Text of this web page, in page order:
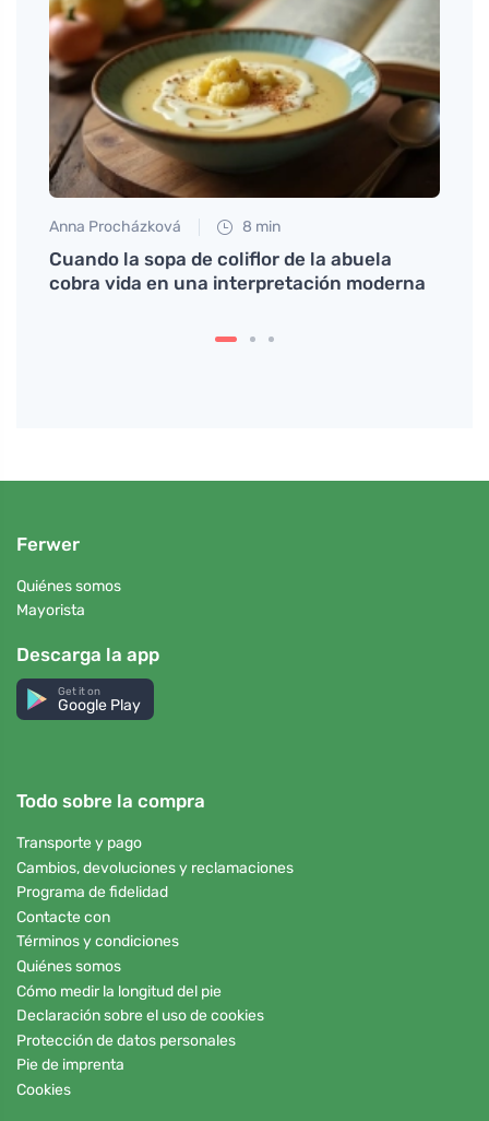
Anna Procházková 8 min
Cuando la sopa de coliflor de la abuela
cobra vida en una interpretación moderna
Ferwer
Quiénes somos
Mayorista
Descarga la app
Get it on
Google Play
Todo sobre la compra
Transporte y pago
Cambios, devoluciones y reclamaciones
Programa de fidelidad
Contacte con
Términos y condiciones
Quiénes somos
Cómo medir la longitud del pie
Declaración sobre el uso de cookies
Protección de datos personales
Pie de imprenta
Cookies